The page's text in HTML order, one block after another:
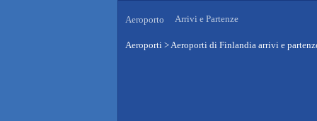
Aeroporto Arrivi e Partenze
Aeroporti >Aeroporti di Finlandia arrivi e